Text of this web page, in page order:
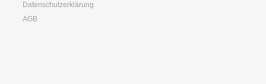
Datenschutzerklärung
AGB